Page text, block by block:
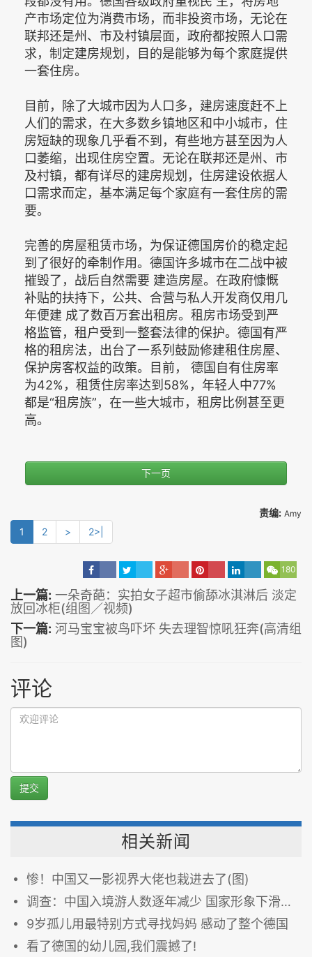
产市场定位为消费市场，而非投资市场，无论在
联邦还是州、市及村镇层面，政府都按照人口需
求，制定建房规划，目的是能够为每个家庭提供
一套住房。
目前，除了大城市因为人口多，建房速度赶不上
人们的需求，在大多数乡镇地区和中小城市，住
房短缺的现象几乎看不到，有些地方甚至因为人
口萎缩，出现住房空置。无论在联邦还是州、市
及村镇，都有详尽的建房规划，住房建设依据人
口需求而定，基本满足每个家庭有一套住房的需
要。
完善的房屋租赁市场，为保证德国房价的稳定起
到了很好的牵制作用。德国许多城市在二战中被
摧毁了，战后自然需要 建造房屋。在政府慷慨
补贴的扶持下，公共、合营与私人开发商仅用几
年便建 成了数百万套出租房。租房市场受到严
格监管，租户受到一整套法律的保护。德国有严
格的租房法，出台了一系列鼓励修建租住房屋、
保护房客权益的政策。目前， 德国自有住房率
为42%，租赁住房率达到58%，年轻人中77%
都是“租房族”，在一些大城市，租房比例甚至更
高。
下一页
1 2 > 2>|
责编: Amy
180
上一篇: 一朵奇葩：实拍女子超市偷舔冰淇淋后 淡定
放回冰柜(组图／视频)
下一篇: 河马宝宝被鸟吓坏 失去理智惊吼狂奔(高清组
图)
评论
提交
相关新闻
惨！中国又一影视界大佬也栽进去了(图)
调查：中国入境游人数逐年减少 国家形象下滑是主因
9岁孤儿用最特别方式寻找妈妈 感动了整个德国
看了德国的幼儿园,我们震撼了!